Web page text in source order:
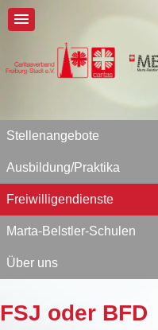
Stellenangebote
Ausbildung/Praktika
Freiwilligendienste
Marta-Belstler-Schulen
Über uns
FSJ oder BFD